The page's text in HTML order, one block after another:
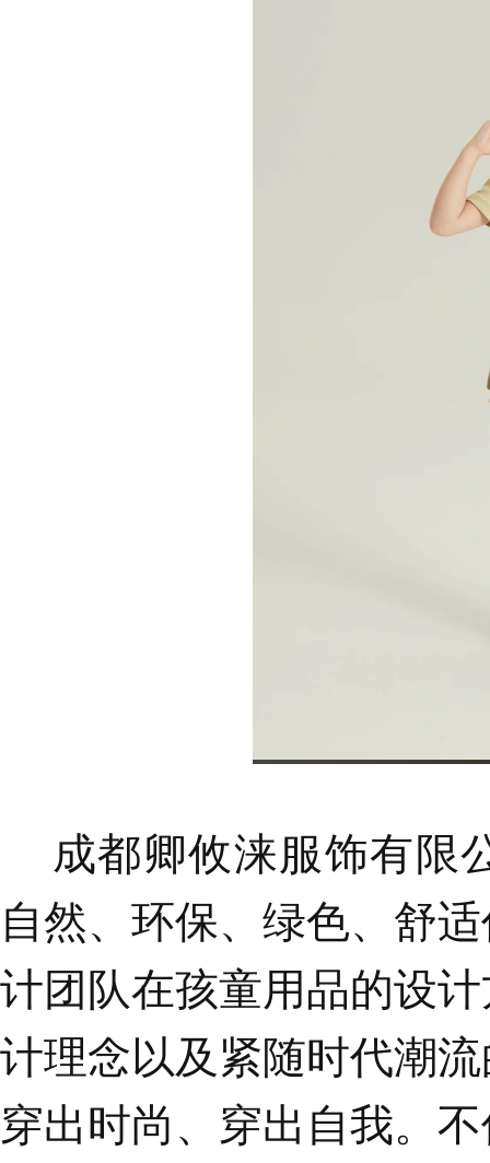
成都卿攸涞服饰有限
自然、环保、绿色、舒
计团队在孩童用品的设
计理念以及紧随时代潮
穿出时尚、穿出自我。